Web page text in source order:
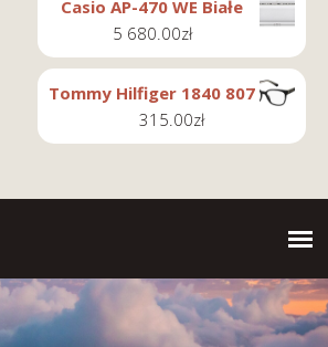
Casio AP-470 WE Białe
5 680.00zł
Tommy Hilfiger 1840 807
315.00zł